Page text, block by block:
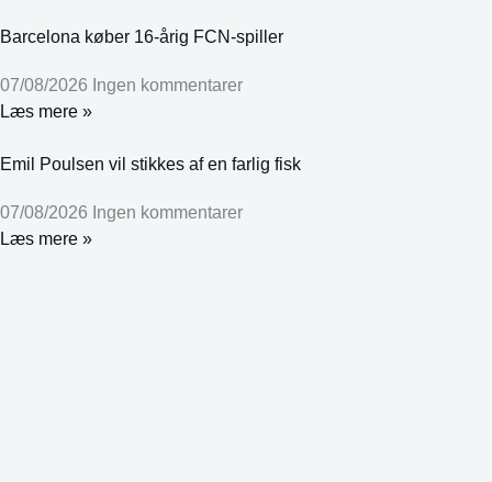
Barcelona køber 16-årig FCN-spiller
07/08/2026 Ingen kommentarer
Læs mere »
Emil Poulsen vil stikkes af en farlig fisk
07/08/2026 Ingen kommentarer
Læs mere »